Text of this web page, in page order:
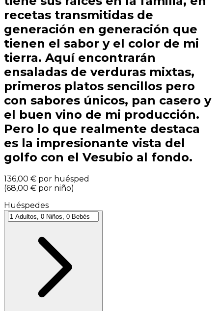
recetas transmitidas de
generación en generación que
tienen el sabor y el color de mi
tierra. Aquí encontrarán
ensaladas de verduras mixtas,
primeros platos sencillos pero
con sabores únicos, pan casero y
el buen vino de mi producción.
Pero lo que realmente destaca
es la impresionante vista del
golfo con el Vesubio al fondo.
136,00 € por huésped
(68,00 € por niño)
Huéspedes